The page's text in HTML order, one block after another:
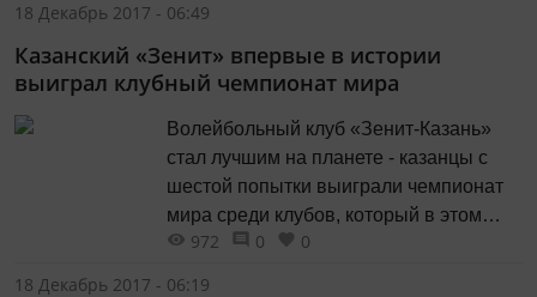
Дряблова. В нем разместится детский
образовательный центр «Ремесленная
мастерская» Музея изобразительных
искусств РТ. По плану, к 2020 году Дом
Михляева-Дряблова будет
18 Декабрь 2017 - 06:49
Казанский «Зенит» впервые в истории
выиграл клубный чемпионат мира
Волейбольный клуб «Зенит-Казань»
стал лучшим на планете - казанцы с
шестой попытки выиграли чемпионат
мира среди клубов, который в этом
году прошёл в польских Лодзе и
972 0
0
18 Декабрь 2017 - 06:19